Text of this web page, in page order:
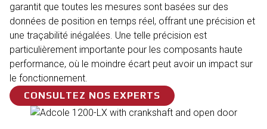
garantit que toutes les mesures sont basées sur des
données de position en temps réel, offrant une précision et
une traçabilité inégalées. Une telle précision est
particulièrement importante pour les composants haute
performance, où le moindre écart peut avoir un impact sur
le fonctionnement.
CONSULTEZ NOS EXPERTS